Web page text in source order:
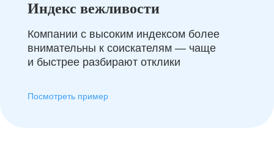
Индекс вежливости
Компании с высоким индексом более
внимательны к соискателям — чаще
и быстрее разбирают отклики
Посмотреть пример